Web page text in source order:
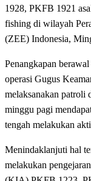
1928, PKFB 1921
fishing di wilayah
(ZEE) Indonesia,
Penangkapan
operasi Gugus
melaksanakan patroli
minggu pagi
tengah melakukan
Menindaklanjuti hal
melakukan